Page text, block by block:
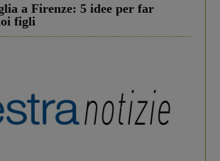
a Firenze: 5 idee per far
figli